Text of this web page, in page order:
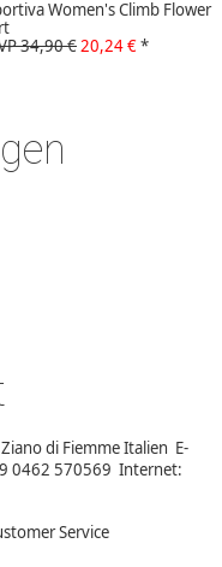
Women's Climb Flower
34,90 €20,24 €*
di Fiemme Italien E-
0462 570569 Internet:
Service